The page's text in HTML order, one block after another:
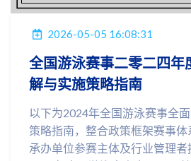
2026-05-05 16:08:31
全国游泳赛事二零二四年
解与实施策略指南
以下为2024年全国游泳赛事全
策略指南，整合政策框架赛事
承办单位参赛主体及行业管理